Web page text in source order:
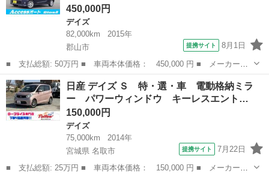
450,000円
デイズ
82,000km
2015年
郡山市
提携サイト 8月1日
■ 支払総額: 50万円 ■ 車両本体価格： 450,000 円 ■ メーカー
名： 日産 ■ 車種名： デイズルークス ■ グレード名： ハイウ
ェイスター Ｘ 一年保証 オールアラウンドヴューモニター 両側
スライドドア 左...
福島 郡山市 デイズ
日産 デイズ Ｓ 特・選・車 電動格納ミラ
ー パワーウィンドウ キーレスエント…
150,000円
デイズ
75,000km
2014年
宮城県 名取市
提携サイト 7月22日
■ 支払総額: 25万円 ■ 車両本体価格： 150,000 円 ■ メーカー